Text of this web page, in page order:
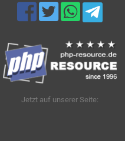
Jetzt auf unserer Seite: